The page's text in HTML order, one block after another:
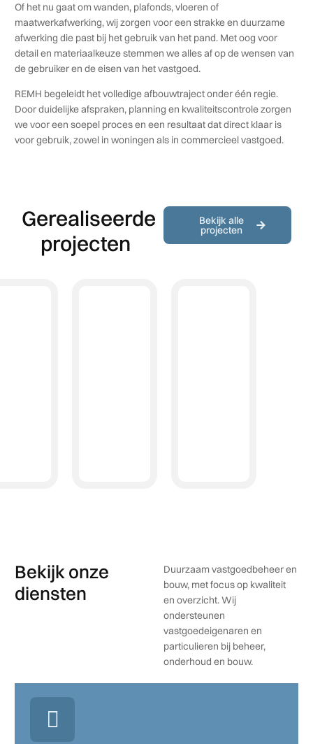
Of het nu gaat om wanden, plafonds, vloeren of
maatwerkafwerking, wij zorgen voor een strakke en duurzame
afwerking die past bij het gebruik van het pand. Met oog voor
detail en materiaalkeuze stemmen we alles af op de wensen van
de gebruiker en de eisen van het vastgoed.
REMH begeleidt het volledige afbouwtraject onder één regie.
Door duidelijke afspraken, planning en kwaliteitscontrole zorgen
we voor een soepel proces en een resultaat dat direct klaar is
voor gebruik, zowel in woningen als in commercieel vastgoed.
Gerealiseerde
projecten
Bekijk alle
projecten
Bekijk onze
diensten
Duurzaam vastgoedbeheer en
bouw, met focus op kwaliteit
en overzicht. Wij
ondersteunen
vastgoedeigenaren en
particulieren bij beheer,
onderhoud en bouw.